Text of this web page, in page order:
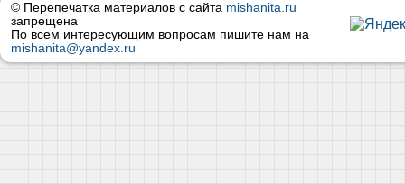
© Перепечатка материалов с сайта mishanita.ru
запрещена
По всем интересующим вопросам пишите нам на
mishanita@yandex.ru